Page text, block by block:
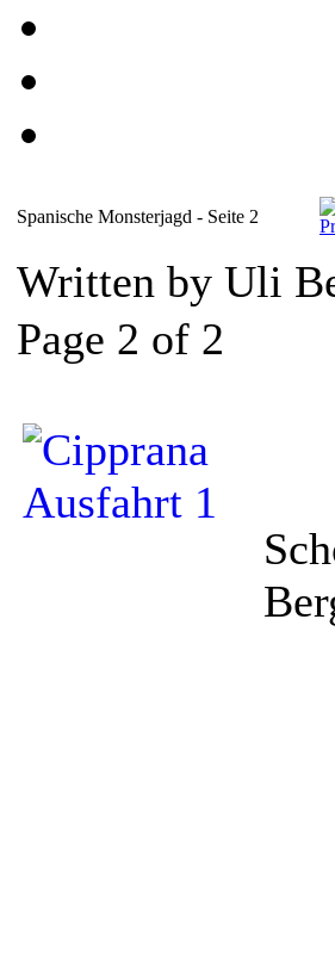
Spanische Monsterjagd - Seite 2
Written by Uli
Page 2 of 2